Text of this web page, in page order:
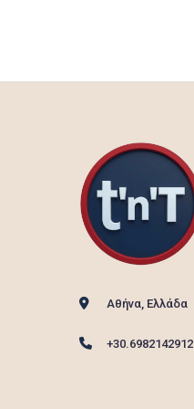
Αθήνα, Ελλάδα
+30.6982142912